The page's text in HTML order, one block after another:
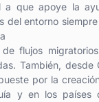
a que apoye la
del entorno
de flujos
También, desde
por la
y en los